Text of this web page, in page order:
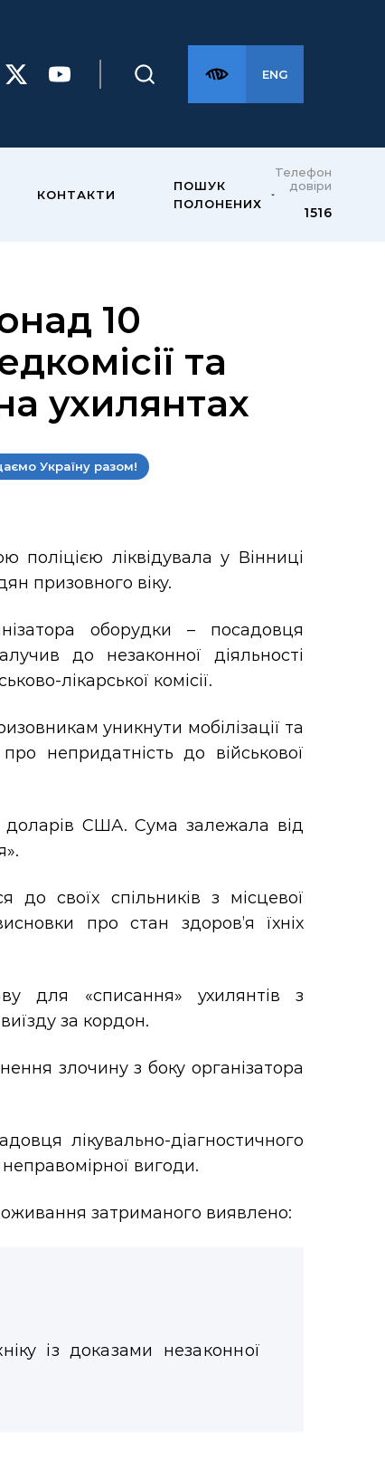
ENG
КОНТАКТИ
ПОШУК
ПОЛОНЕНИХ
Телефон
довіри
1516
10
та
ухилянтах
Україну разом!
поліцією ліквідувала у Вінниці
призовного віку.
оборудки – посадовця
до незаконної діяльності
лікарської комісії.
уникнути мобілізації та
непридатність до військової
доларів США. Сума залежала від
до своїх спільників з місцевої
про стан здоров’я їхніх
для «списання» ухилянтів з
за кордон.
злочину з боку організатора
лікувально-діагностичного
вигоди.
затриманого виявлено:
із доказами незаконної